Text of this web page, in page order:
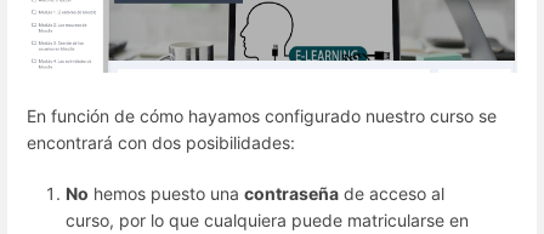
En función de cómo hayamos configurado nuestro curso se
encontrará con dos posibilidades:
No hemos puesto una contraseña de acceso al
curso, por lo que cualquiera puede matricularse en